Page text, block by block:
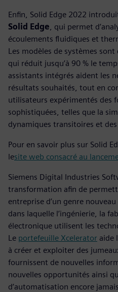
Enfin, Solid Edge 2022
Solid Edge , qui permet
écoulements fluidiques et
Les modèles de systèmes
qui réduit jusqu’à 90 % le
assistants intégrés aident les
résultats souhaités, tout en
utilisateurs expérimentés des
sophistiquées, telles que la
dynamiques transitoires et
Pour en savoir plus sur Solid
lesite web consacré au
Siemens Digital Industries
transformation afin de
entreprise d’un genre
dans laquelle l’ingénierie, la
électronique utilisent les
Le portefeuille Xcelerator aide
à créer et exploiter des
fournissent de nouvelles
nouvelles opportunités ainsi
d’automatisation encore